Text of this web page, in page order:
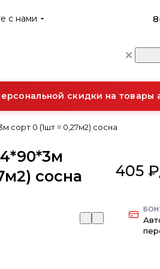
с нами
скидки на товары
сорт 0 (1шт = 0,27м2) сосна
сосна
405